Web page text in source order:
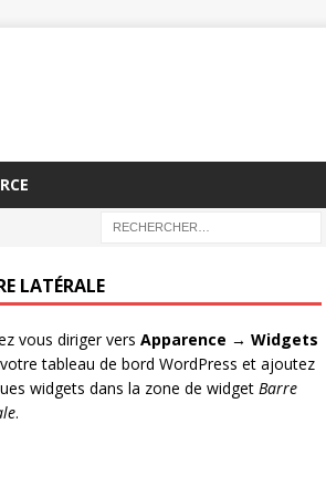
LATÉRALE
vous diriger vers Apparence → Widgets
tableau de bord WordPress et ajoutez
widgets dans la zone de widget Barre
.